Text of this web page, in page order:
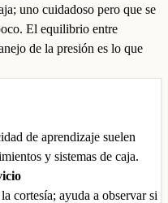
uno cuidadoso pero que se
El equilibrio entre
de la presión es lo que
de aprendizaje suelen
y sistemas de caja.
cortesía; ayuda a observar si